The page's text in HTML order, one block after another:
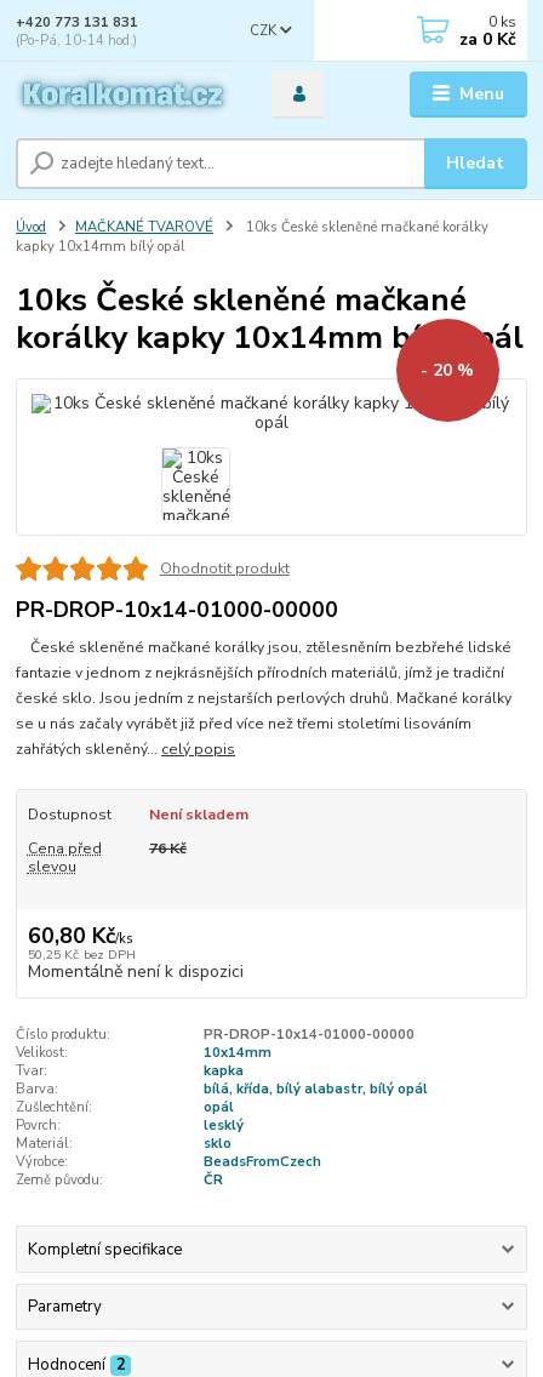
Menu
CZK
Hledat
+420 773 131 831
(Po-Pá, 10-14 hod.)
0 ks
za 0 Kč
Úvod MAČKANÉ TVAROVÉ
10ks České skleněné mačkané korálky
kapky 10x14mm bílý opál
10ks České skleněné mačkané
korálky kapky 10x14mm bílý opál
- 20 %
Ohodnotit produkt
PR-DROP-10x14-01000-00000
České skleněné mačkané korálky jsou, ztělesněním bezbřehé lidské
fantazie v jednom z nejkrásnějších přírodních materiálů, jímž je tradiční
české sklo. Jsou jedním z nejstarších perlových druhů. Mačkané korálky
se u nás začaly vyrábět již před více než třemi stoletími lisováním
zahřátých skleněný... celý popis
Dostupnost
Není skladem
Cena před
slevou
76 Kč
60,80 Kč/ks
50,25 Kč bez DPH
Momentálně není k dispozici
Číslo produktu:
PR-DROP-10x14-01000-00000
Velikost:
10x14mm
Tvar:
kapka
Barva:
bílá, křída, bílý alabastr, bílý opál
Zušlechtění:
opál
Povrch:
lesklý
Materiál:
sklo
Výrobce:
BeadsFromCzech
Země původu:
ČR
Kompletní specifikace
Parametry
Hodnocení 2